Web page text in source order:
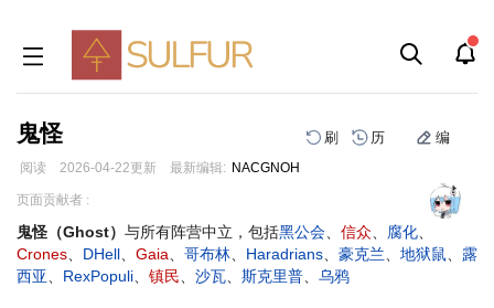
鬼怪 刷 历 编
阅读 2026-04-22更新 最新编辑: NACGNOH
跳
导
航
跳
搜
索
页面贡献者 :
鬼怪（Ghost） 与所有阵营中立，包括黑公会、 信众、 腐化、
Crones、 DHell、 Gaia、 哥布林、 Haradrians、 豪克兰、 地狱鼠、 露
西亚、 RexPopuli、 镇民、 沙瓦、 斯克里普、 乌鸦